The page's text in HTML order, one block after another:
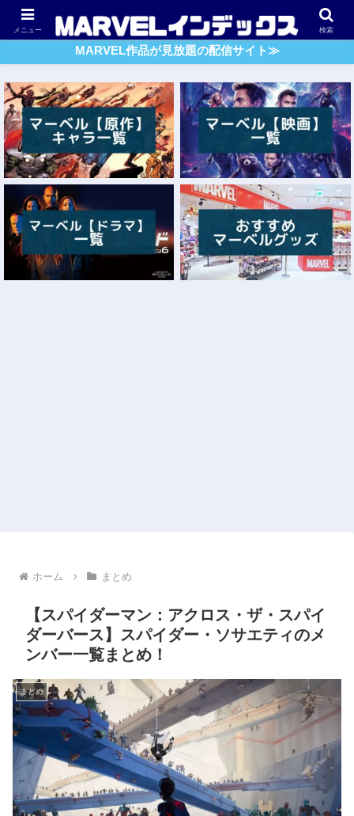
アベンジャーズ スパイダーマン ガーディアンズ・O・G
MARVEL作品が見放題の配信サイト≫
ホーム まとめ
【スパイダーマン：アクロス・ザ・スパイ
ダーバース】スパイダー・ソサエティのメ
ンバー一覧まとめ！
まとめ
メニュー 検索